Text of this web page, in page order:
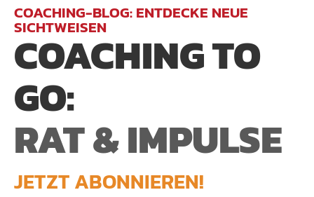
COACHING-BLOG: ENTDECKE NEUE
SICHTWEISEN
COACHING TO
GO:
RAT & IMPULSE
JETZT ABONNIEREN!